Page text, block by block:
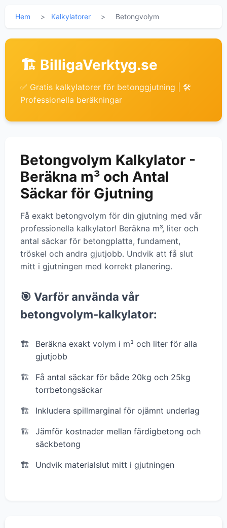
Hem > Kalkylatorer > Betongvolym
🏗️ BilligaVerktyg.se
✅ Gratis kalkylatorer för betonggjutning | 🛠
Professionella beräkningar
Betongvolym Kalkylator -
Beräkna m³ och Antal
Säckar för Gjutning
Få exakt betongvolym för din gjutning med vår
professionella kalkylator! Beräkna m³, liter och
antal säckar för betongplatta, fundament,
tröskel och andra gjutjobb. Undvik att få slut
mitt i gjutningen med korrekt planering.
🎯 Varför använda vår
betongvolym-kalkylator:
Beräkna exakt volym i m³ och liter för alla
gjutjobb
Få antal säckar för både 20kg och 25kg
torrbetongsäckar
Inkludera spillmarginal för ojämnt underlag
Jämför kostnader mellan färdigbetong och
säckbetong
Undvik materialslut mitt i gjutningen